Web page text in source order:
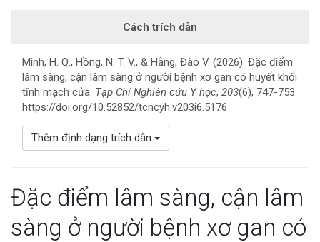
Cách trích dẫn
Minh, H. Q., Hồng, N. T. V., & Hằng, Đào V. (2026). Đặc điểm
lâm sàng, cận lâm sàng ở người bệnh xơ gan có huyết khối
tĩnh mạch cửa. Tạp Chí Nghiên cứu Y học, 203(6), 747-753.
https://doi.org/10.52852/tcncyh.v203i6.5176
Thêm định dạng trích dẫn
Đặc điểm lâm sàng, cận lâm
sàng ở người bệnh xơ gan có